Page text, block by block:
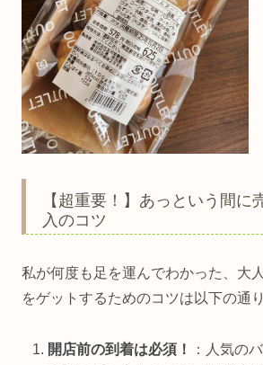
【超重要！】あっという間に
入のコツ
私が何度も足を運んでわかった、大
をゲットするためのコツは以下の通り
開店前の到着は必須！
：人気の